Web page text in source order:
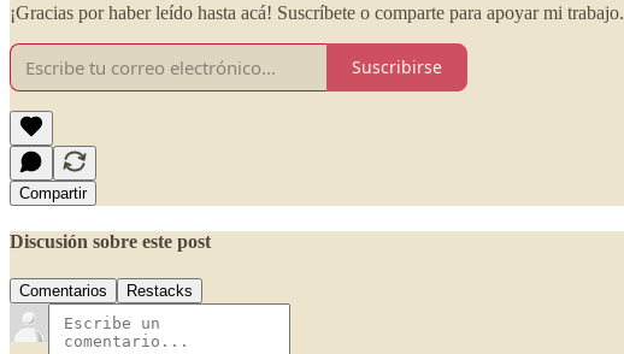
¡Gracias por haber leído hasta acá! Suscríbete o comparte para apoyar mi trabajo.
Suscribirse
Compartir
Discusión sobre este post
Comentarios Restacks